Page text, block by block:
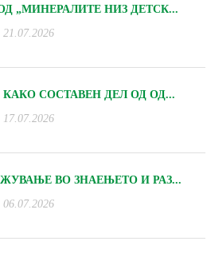
„МИНЕРАЛИТЕ НИЗ ДЕТСК...
21.07.2026
СОСТАВЕН ДЕЛ ОД ОД...
17.07.2026
ВО ЗНАЕЊЕТО И РАЗ...
06.07.2026